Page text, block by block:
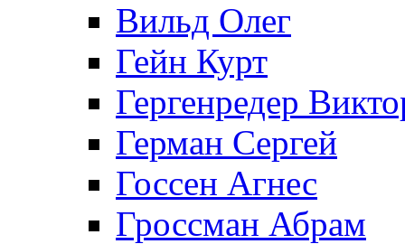
Вильд Олег
Гейн Курт
Гергенредер
Герман Сергей
Госсен Агнес
Гроссман Абрам